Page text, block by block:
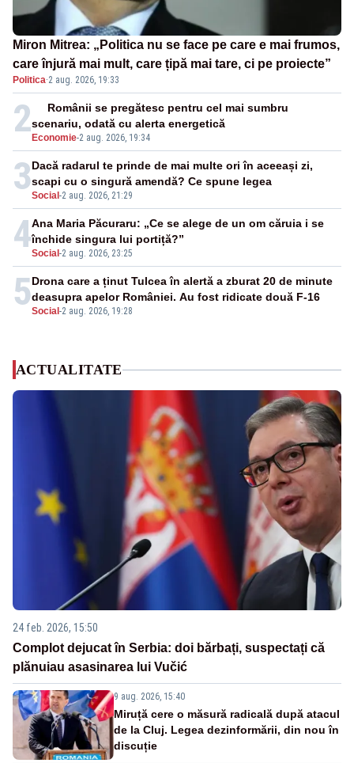
Miron Mitrea: „Politica nu se face pe care e mai frumos,
care înjură mai mult, care țipă mai tare, ci pe proiecte”
Politica·2 aug. 2026, 19:33
2 Economie-2 aug. 2026, 19:34
Românii se pregătesc pentru cel mai sumbru
scenariu, odată cu alerta energetică
3Social -2 aug. 2026, 21:29
Dacă radarul te prinde de mai multe ori în aceeași zi,
scapi cu o singură amendă? Ce spune legea
4Social -2 aug. 2026, 23:25
Ana Maria Păcuraru: „Ce se alege de un om căruia i se
închide singura lui portiță?”
5Social -2 aug. 2026, 19:28
Drona care a ținut Tulcea în alertă a zburat 20 de minute
deasupra apelor României. Au fost ridicate două F-16
ACTUALITATE
24 feb. 2026, 15:50
Complot dejucat în Serbia: doi bărbați, suspectați că
plănuiau asasinarea lui Vučić
9 aug. 2026, 15:40
Miruță cere o măsură radicală după atacul
de la Cluj. Legea dezinformării, din nou în
discuție